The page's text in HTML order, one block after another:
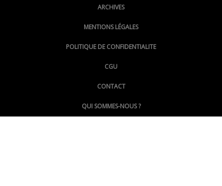
@montpellierpoinginfo
@LePoingMontpellier
ARCHIVES
MENTIONS LÉGALES
POLITIQUE DE CONFIDENTIALITE
CGU
CONTACT
QUI SOMMES-NOUS ?